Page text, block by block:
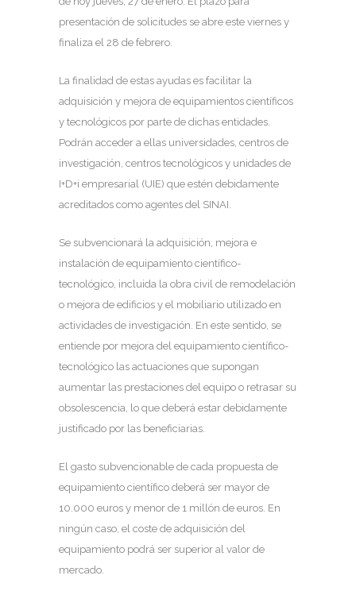
presentación de solicitudes se abre este viernes y
finaliza el 28 de febrero.
La finalidad de estas ayudas es facilitar la
adquisición y mejora de equipamientos científicos
y tecnológicos por parte de dichas entidades.
Podrán acceder a ellas universidades, centros de
investigación, centros tecnológicos y unidades de
I+D+i empresarial (UIE) que estén debidamente
acreditados como agentes del SINAI.
Se subvencionará la adquisición, mejora e
instalación de equipamiento científico-
tecnológico, incluida la obra civil de remodelación
o mejora de edificios y el mobiliario utilizado en
actividades de investigación. En este sentido, se
entiende por mejora del equipamiento científico-
tecnológico las actuaciones que supongan
aumentar las prestaciones del equipo o retrasar su
obsolescencia, lo que deberá estar debidamente
justificado por las beneficiarias.
El gasto subvencionable de cada propuesta de
equipamiento científico deberá ser mayor de
10.000 euros y menor de 1 millón de euros. En
ningún caso, el coste de adquisición del
equipamiento podrá ser superior al valor de
mercado.